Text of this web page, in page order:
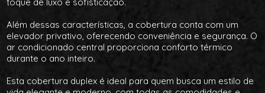
Além dessas características, a cobertura conta com um
elevador privativo, oferecendo conveniência e segurança. O
ar condicionado central proporciona conforto térmico
durante o ano inteiro.
Esta cobertura duplex é ideal para quem busca um estilo de